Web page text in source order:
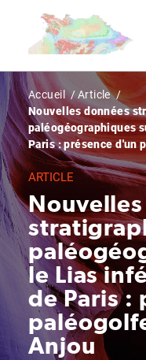
contenu
Fil
d'Ariane
Accueil
Article
Nouvelles données
paléogéographiques
Paris : présence d'un
ARTICLE
le Lias
de Paris :
Anjou